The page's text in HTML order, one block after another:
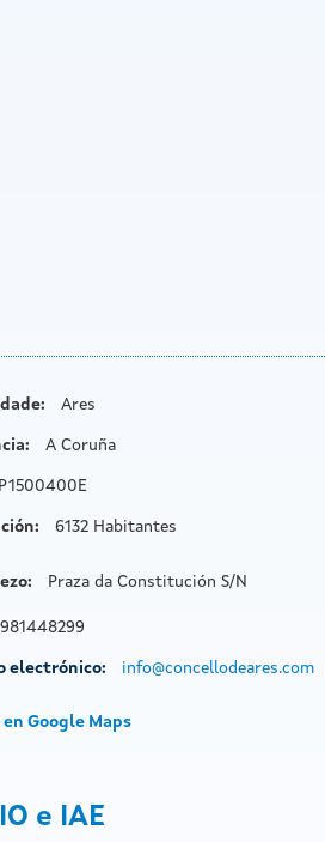
Ares
A Coruña
P1500400E
6132 Habitantes
Praza da Constitución S/N
981448299
electrónico: info@concellodeares.com
en Google Maps
e IAE